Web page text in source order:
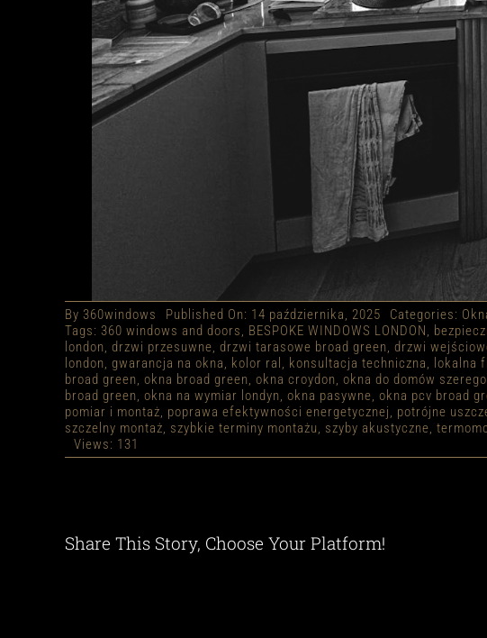
By 360windows Published On: 14 października, 2025 Categories:
Tags: 360 windows and doors, BESPOKE WINDOWS LONDON ,
london, drzwi przesuwne, drzwi tarasowe broad green, drzwi
london, gwarancja na okna, kolor ral , konsultacja techniczna, lokalna
broad green, okna broad green, okna croydon, okna do domów
broad green, okna na wymiar londyn, okna pasywne, okna pcv broad
pomiar i montaż, poprawa efektywności energetycznej, potrójne
szczelny montaż, szybkie terminy montażu, szyby akustyczne,
Views: 131
Share This Story, Choose Your Platform!